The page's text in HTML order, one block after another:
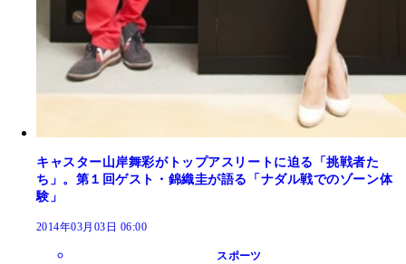
キャスター山岸舞彩がトップアスリートに迫る「挑戦者た
ち」。第１回ゲスト・錦織圭が語る「ナダル戦でのゾーン体
験」
2014年03月03日 06:00
スポーツ